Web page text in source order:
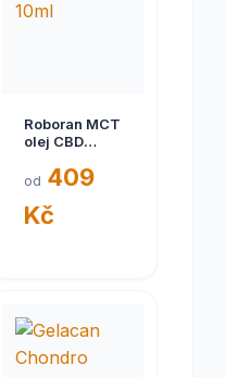
Roboran MCT
olej CBD
10ml
od 409
Kč